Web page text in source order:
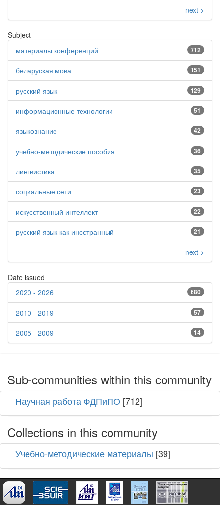
next >
Subject
712
материалы конференций
151
беларуская мова
129
русский язык
51
информационные технологии
42
языкознание
36
учебно-методические пособия
35
лингвистика
23
социальные сети
22
искусственный интеллект
21
русский язык как иностранный
next >
Date issued
680
2020 - 2026
57
2010 - 2019
14
2005 - 2009
Sub-communities within this community
Научная работа ФДПиПО [712]
Collections in this community
Учебно-методические материалы [39]